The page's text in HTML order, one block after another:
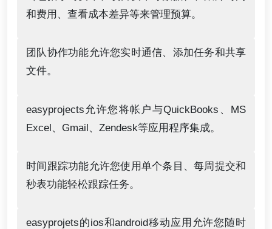
和费用、查看成本差异等来管理预算。
团队协作功能允许您实时通信、添加任务和共享
文件。
easyprojects允许您将帐户与QuickBooks、MS
Excel、Gmail、Zendesk等应用程序集成。
时间跟踪功能允许您使用单个条目、每周提交和
秒表功能轻松跟踪任务。
easyprojets的ios和android移动应用允许您随时